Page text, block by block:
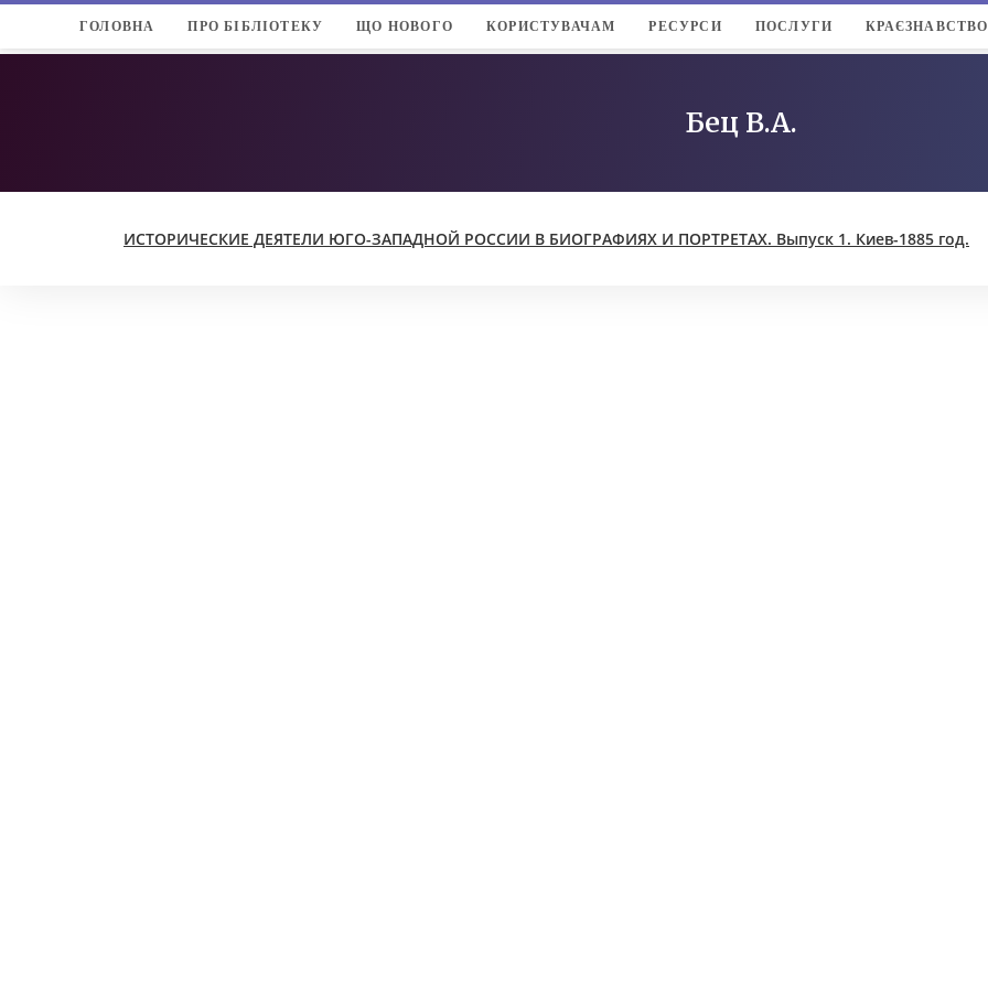
ГОЛОВНА ПРО БІБЛІОТЕКУ ЩО НОВОГО КОРИСТУВАЧАМ РЕСУРСИ ПОСЛУГИ КРАЄЗНАВСТВО
Бец В.А.​
ИСТОРИЧЕСКИЕ ДЕЯТЕЛИ ЮГО-ЗАПАДНОЙ РОССИИ В БИОГРАФИЯХ И ПОРТРЕТАХ. Выпуск 1. Киев-1885 год.